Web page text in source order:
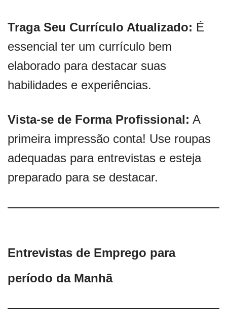
Traga Seu Currículo Atualizado: É
essencial ter um currículo bem
elaborado para destacar suas
habilidades e experiências.
Vista-se de Forma Profissional: A
primeira impressão conta! Use roupas
adequadas para entrevistas e esteja
preparado para se destacar.
Entrevistas de Emprego para
período da Manhã